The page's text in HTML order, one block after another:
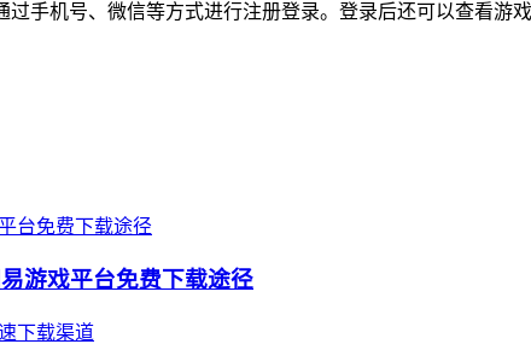
手机号、微信等方式进行注册登录。登录后还可以查看游
游戏平台免费下载途径